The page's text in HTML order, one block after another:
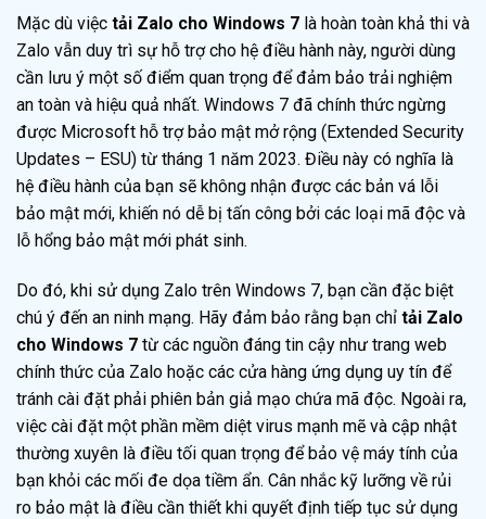
Mặc dù việc tải Zalo cho Windows 7 là hoàn toàn khả thi và
Zalo vẫn duy trì sự hỗ trợ cho hệ điều hành này, người dùng
cần lưu ý một số điểm quan trọng để đảm bảo trải nghiệm
an toàn và hiệu quả nhất. Windows 7 đã chính thức ngừng
được Microsoft hỗ trợ bảo mật mở rộng (Extended Security
Updates – ESU) từ tháng 1 năm 2023. Điều này có nghĩa là
hệ điều hành của bạn sẽ không nhận được các bản vá lỗi
bảo mật mới, khiến nó dễ bị tấn công bởi các loại mã độc và
lỗ hổng bảo mật mới phát sinh.
Do đó, khi sử dụng Zalo trên Windows 7, bạn cần đặc biệt
chú ý đến an ninh mạng. Hãy đảm bảo rằng bạn chỉ tải Zalo
cho Windows 7 từ các nguồn đáng tin cậy như trang web
chính thức của Zalo hoặc các cửa hàng ứng dụng uy tín để
tránh cài đặt phải phiên bản giả mạo chứa mã độc. Ngoài ra,
việc cài đặt một phần mềm diệt virus mạnh mẽ và cập nhật
thường xuyên là điều tối quan trọng để bảo vệ máy tính của
bạn khỏi các mối đe dọa tiềm ẩn. Cân nhắc kỹ lưỡng về rủi
ro bảo mật là điều cần thiết khi quyết định tiếp tục sử dụng